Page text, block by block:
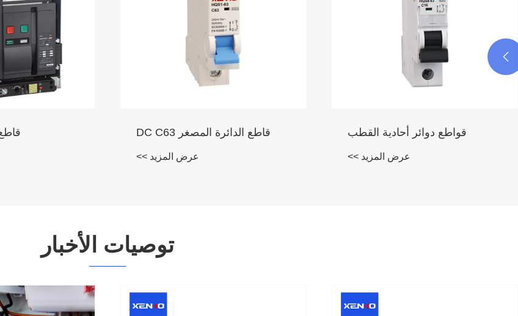
قاطع الدائرة المصغر DC C63
عرض المزيد >>
قاطع دائرة الهواء W1
عرض المزيد >>

توصيات الأخبار